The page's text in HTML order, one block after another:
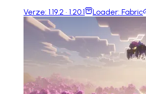
Verze: 1.19.2 · 1.20.1 Loader: Fabric